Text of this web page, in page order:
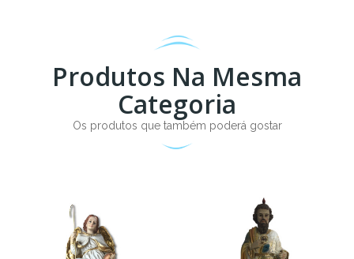
Produtos Na Mesma
Categoria
Os produtos que também poderá gostar